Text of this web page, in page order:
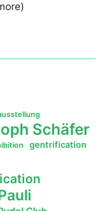
Schäfer
gentrification